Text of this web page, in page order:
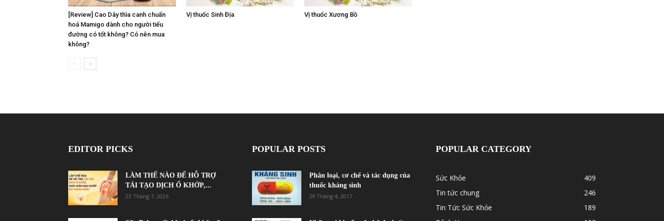
[Review] Cao Dây thìa canh chuẩn
hoá Mamigo dành cho người tiểu
đường có tốt không? Có nên mua
không?
Vị thuốc Sinh Địa Vị thuốc Xương Bồ
EDITOR PICKS
LÀM THẾ NÀO ĐỂ HỖ TRỢ
TÁI TẠO DỊCH Ổ KHỚP,...
23 Tháng 7, 2026
POPULAR POSTS
Phân loại, cơ chế và tác dụng của
thuốc kháng sinh
29 Tháng 4, 2017
POPULAR CATEGORY
Sức Khỏe
409
Tin tức chung
246
Tin Tức Sức Khỏe
189